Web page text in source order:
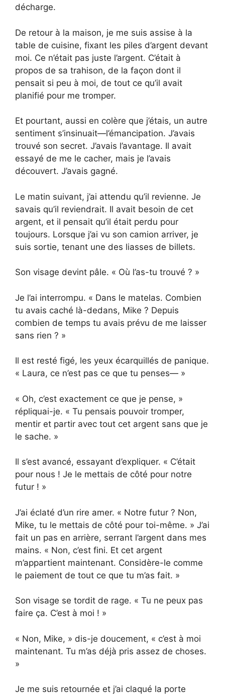
décharge.
De retour à la maison, je me suis assise à la
table de cuisine, fixant les piles d’argent devant
moi. Ce n’était pas juste l’argent. C’était à
propos de sa trahison, de la façon dont il
pensait si peu à moi, de tout ce qu’il avait
planifié pour me tromper.
Et pourtant, aussi en colère que j’étais, un autre
sentiment s’insinuait—l’émancipation. J’avais
trouvé son secret. J’avais l’avantage. Il avait
essayé de me le cacher, mais je l’avais
découvert. J’avais gagné.
Le matin suivant, j’ai attendu qu’il revienne. Je
savais qu’il reviendrait. Il avait besoin de cet
argent, et il pensait qu’il était perdu pour
toujours. Lorsque j’ai vu son camion arriver, je
suis sortie, tenant une des liasses de billets.
Son visage devint pâle. « Où l’as-tu trouvé ? »
Je l’ai interrompu. « Dans le matelas. Combien
tu avais caché là-dedans, Mike ? Depuis
combien de temps tu avais prévu de me laisser
sans rien ? »
Il est resté figé, les yeux écarquillés de panique.
« Laura, ce n’est pas ce que tu penses— »
« Oh, c’est exactement ce que je pense, »
répliquai-je. « Tu pensais pouvoir tromper,
mentir et partir avec tout cet argent sans que je
le sache. »
Il s’est avancé, essayant d’expliquer. « C’était
pour nous ! Je le mettais de côté pour notre
futur ! »
J’ai éclaté d’un rire amer. « Notre futur ? Non,
Mike, tu le mettais de côté pour toi-même. » J’ai
fait un pas en arrière, serrant l’argent dans mes
mains. « Non, c’est fini. Et cet argent
m’appartient maintenant. Considère-le comme
le paiement de tout ce que tu m’as fait. »
Son visage se tordit de rage. « Tu ne peux pas
faire ça. C’est à moi ! »
« Non, Mike, » dis-je doucement, « c’est à moi
maintenant. Tu m’as déjà pris assez de choses.
»
Je me suis retournée et j’ai claqué la porte